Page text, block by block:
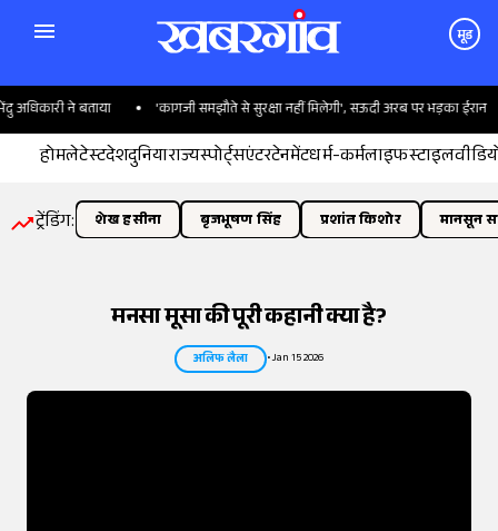
मूड
ने बताया 'कागजी समझौते से सुरक्षा नहीं मिलेगी', सऊदी अरब पर भड़का ईरान
होमलेटेस्टदेशदुनियाराज्यस्पोर्ट्सएंटरटेनमेंटधर्म-कर्मलाइफस्टाइल
ट्रेंडिंग: शेख हसीना बृजभूषण सिंह प्रशांत किशोर मानसून
मनसा मूसा की पूरी कहानी क्या है?
अलिफ लैला •Jan 15 2026